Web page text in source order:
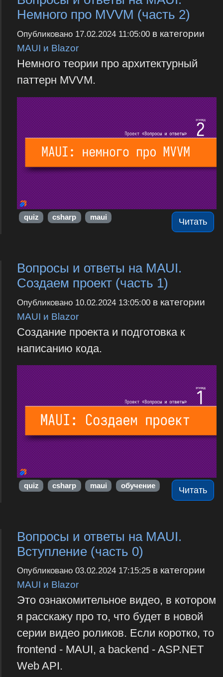
Немного про MVVM (часть 2)
Опубликовано 17.02.2024 11:05:00в категории
MAUI и Blazor
Немного теории про архитектурный
паттерн MVVM.
Читать
quiz csharp maui
Вопросы и ответы на MAUI.
Создаем проект (часть 1)
Опубликовано 10.02.2024 13:05:00в категории
MAUI и Blazor
Создание проекта и подготовка к
написанию кода.
Читать
quiz csharp maui обучение
Вопросы и ответы на MAUI.
Вступление (часть 0)
Опубликовано 03.02.2024 17:15:25в категории
MAUI и Blazor
Это ознакомительное видео, в котором
я расскажу про то, что будет в новой
серии видео роликов. Если коротко, то
frontend - MAUI, а backend - ASP.NET
Web API.